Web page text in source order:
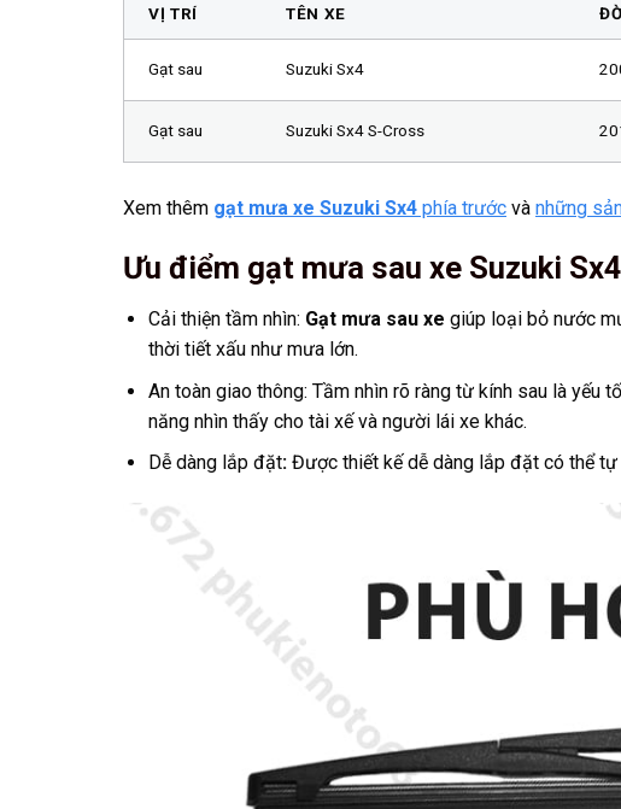
VỊ TRÍ TÊN XE
Gạt sau Suzuki Sx4
Gạt sau Suzuki Sx4 S-Cross
Xem thêm gạt mưa xe Suzuki Sx4 phía trước và những
Ưu điểm gạt mưa sau xe Suzuki
Cải thiện tầm nhìn: Gạt mưa sau xe giúp loại bỏ nước
thời tiết xấu như mưa lớn.
An toàn giao thông: Tầm nhìn rõ ràng từ kính sau là yếu
năng nhìn thấy cho tài xế và người lái xe khác.
Dễ dàng lắp đặt: Được thiết kế dễ dàng lắp đặt có thể